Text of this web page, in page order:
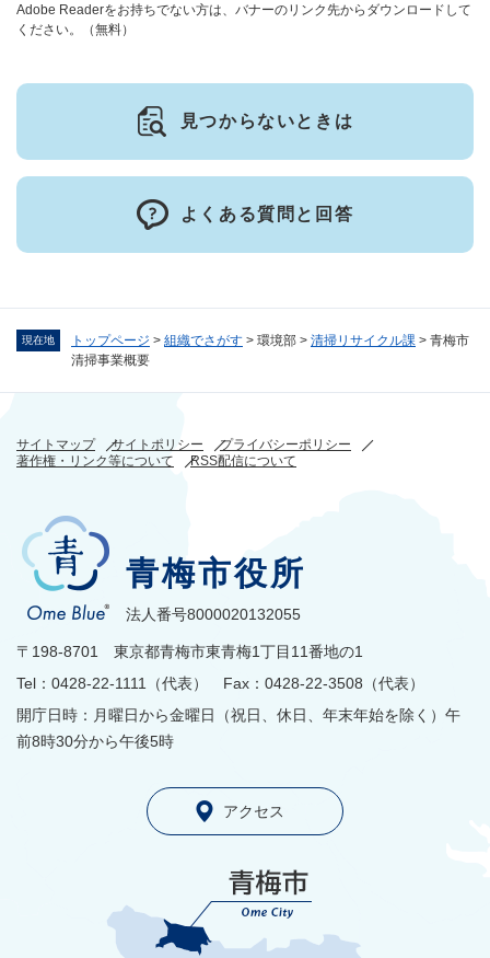
現在地 トップページ > 組織でさがす > 環境部 > 清掃リサイクル課 > 青梅市
清掃事業概要
Adobe Readerをお持ちでない方は、バナーのリンク先からダウンロードして
ください。（無料）
見つからないときは
よくある質問と回答
サイトマップ サイトポリシー
プライバシーポリシー
著作権・リンク等について
RSS配信について
青梅市役所
法人番号8000020132055
〒198-8701 東京都青梅市東青梅1丁目11番地の1
Tel：0428-22-1111（代表） Fax：0428-22-3508（代表）
開庁日時：月曜日から金曜日（祝日、休日、年末年始を除く）午
前8時30分から午後5時
アクセス